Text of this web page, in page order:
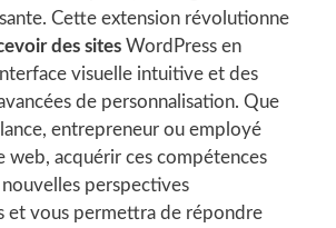
Cette extension révolutionne
des sites WordPress en
visuelle intuitive et des
de personnalisation. Que
entrepreneur ou employé
web, acquérir ces compétences
perspectives
et vous permettra de répondre